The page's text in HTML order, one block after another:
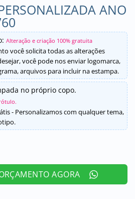
ANO
Alteração e criação 100% gratuita
você solicita todas as alterações
você pode nos enviar logomarca,
arquivos para incluir na estampa.
no próprio copo.
- Personalizamos com qualquer tema,
AGORA